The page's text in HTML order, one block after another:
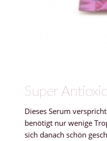
Super
Dieses Serum
benötigt nur wenige
sich danach schön